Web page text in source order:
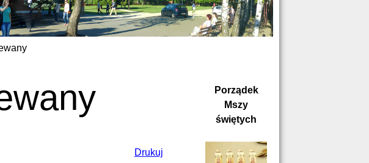
Drukuj
Porządek
Mszy
świętych